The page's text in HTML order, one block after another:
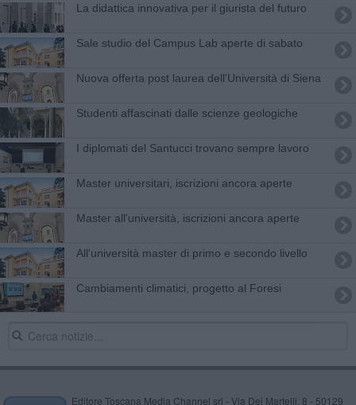
La didattica innovativa per il giurista del futuro
Sale studio del Campus Lab aperte di sabato
Nuova offerta post laurea dell'Università di Siena
Studenti affascinati dalle scienze geologiche
I diplomati del Santucci trovano sempre lavoro
Master universitari, iscrizioni ancora aperte
Master all'università, iscrizioni ancora aperte
All'università master di primo e secondo livello
Cambiamenti climatici, progetto al Foresi
Editore Toscana Media Channel srl - Via Dei Martelli, 8 - 50129